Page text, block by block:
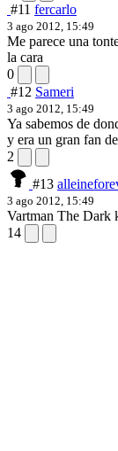
#11 fercarlo
3 ago 2012, 15:49
Me parece una
la cara
0
#12 Sameri
3 ago 2012, 15:49
Ya sabemos de
y era un gran fan
2
#13
3 ago 2012, 15:49
Vartman The Dark
14